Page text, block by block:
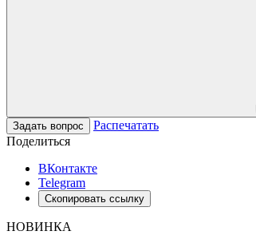
Задать вопрос
Распечатать
Поделиться
ВКонтакте
Telegram
Скопировать ссылку
НОВИНКА